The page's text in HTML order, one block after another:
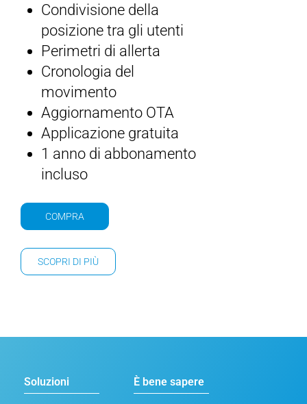
Condivisione della
posizione tra gli utenti
Perimetri di allerta
Cronologia del
movimento
Aggiornamento OTA
Applicazione gratuita
1 anno di abbonamento
incluso
COMPRA
SCOPRI DI PIÙ
Soluzioni È bene sapere